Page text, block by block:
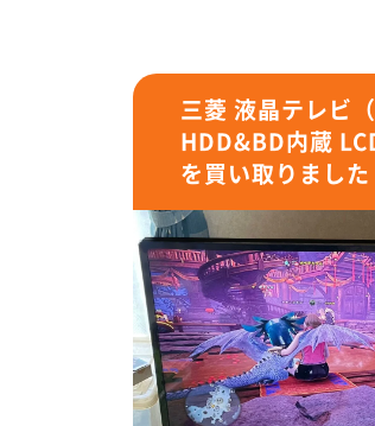
三菱 液晶テレビ
HDD&BD内蔵
を買い取りました